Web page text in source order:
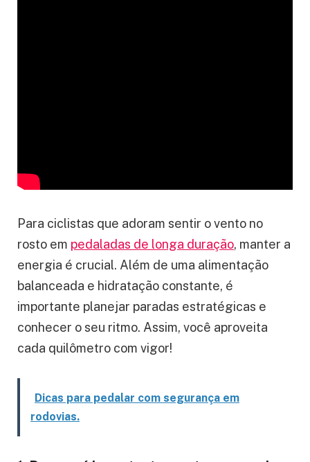
Para ciclistas que adoram sentir o vento no
rosto em pedaladas de longa duração, manter a
energia é crucial. Além de uma alimentação
balanceada e hidratação constante, é
importante planejar paradas estratégicas e
conhecer o seu ritmo. Assim, você aproveita
cada quilômetro com vigor!
Dicas para pedalar com segurança em
rodovias.